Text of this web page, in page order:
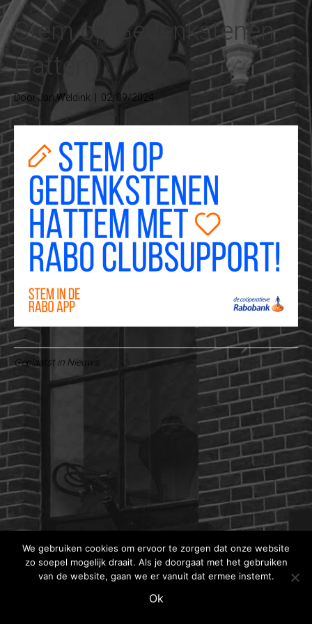
Stem op Gedenkstenen
Hattem
DoorJan Weldink 02/09/2024
Geplaatst in Nieuws
We gebruiken cookies om ervoor te zorgen dat onze website
zo soepel mogelijk draait. Als je doorgaat met het gebruiken
van de website, gaan we er vanuit dat ermee instemt.
Ok